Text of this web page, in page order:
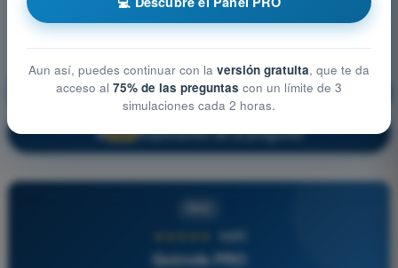
Principios de Vuelo (Avión) ¡Entrenamiento!
🔒 PRO Explicación de la pregunta
4,6/5
Quizvds PRO
Aun así, puedes continuar con la versión gratuita, que te da
acceso al 75% de las preguntas con un límite de 3
simulaciones cada 2 horas.